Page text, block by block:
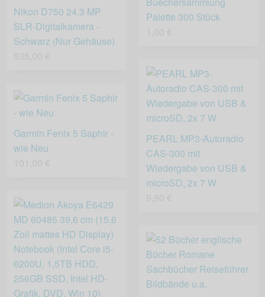
Nikon D750 24.3 MP
SLR-Digitalkamera -
Schwarz (Nur Gehäuse)
Palette 300 Stück
PEARL MP3-Autoradio
CAS-300 mit
Wiedergabe von USB &
microSD, 2x 7 W
Garmin Fenix 5 Saphir -
wie Neu